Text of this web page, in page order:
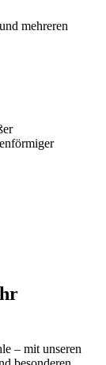
– mit unseren